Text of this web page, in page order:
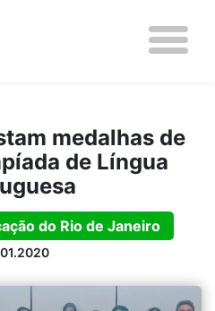
medalhas de
de Língua
do Rio de Janeiro